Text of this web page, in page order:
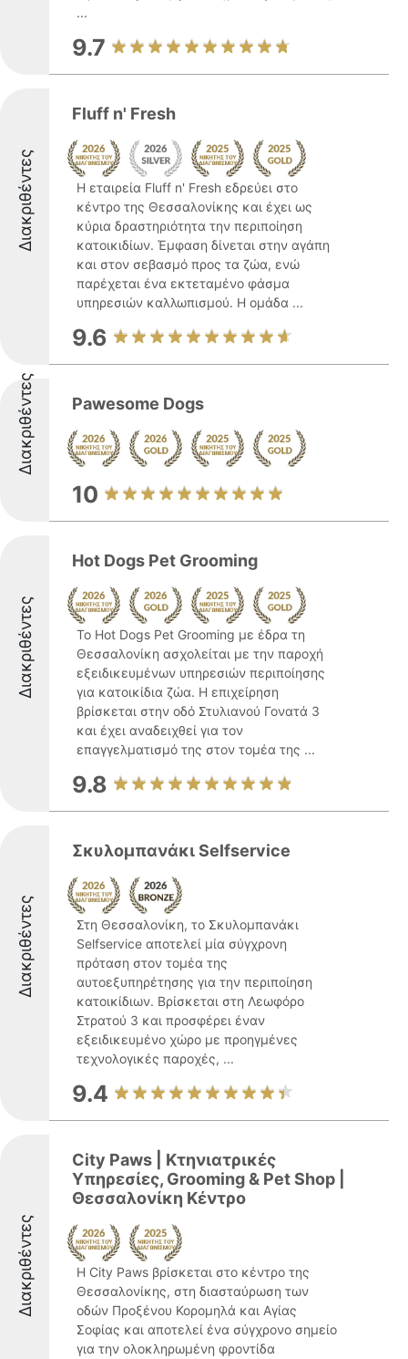
...
9.7
Διακριθέντες
Fluff n' Fresh
Η εταιρεία Fluff n' Fresh εδρεύει στο
κέντρο της Θεσσαλονίκης και έχει ως
κύρια δραστηριότητα την περιποίηση
κατοικιδίων. Έμφαση δίνεται στην αγάπη
και στον σεβασμό προς τα ζώα, ενώ
παρέχεται ένα εκτεταμένο φάσμα
υπηρεσιών καλλωπισμού. Η ομάδα ...
9.6
Διακριθέντες Pawesome Dogs
10
Διακριθέντες
Hot Dogs Pet Grooming
Το Hot Dogs Pet Grooming με έδρα τη
Θεσσαλονίκη ασχολείται με την παροχή
εξειδικευμένων υπηρεσιών περιποίησης
για κατοικίδια ζώα. Η επιχείρηση
βρίσκεται στην οδό Στυλιανού Γονατά 3
και έχει αναδειχθεί για τον
επαγγελματισμό της στον τομέα της ...
9.8
Διακριθέντες
Σκυλομπανάκι Selfservice
Στη Θεσσαλονίκη, το Σκυλομπανάκι
Selfservice αποτελεί μία σύγχρονη
πρόταση στον τομέα της
αυτοεξυπηρέτησης για την περιποίηση
κατοικίδιων. Βρίσκεται στη Λεωφόρο
Στρατού 3 και προσφέρει έναν
εξειδικευμένο χώρο με προηγμένες
τεχνολογικές παροχές, ...
9.4
Διακριθέντες
City Paws | Κτηνιατρικές
Yπηρεσίες, Grooming & Pet Shop |
Θεσσαλονίκη Κέντρο
Η City Paws βρίσκεται στο κέντρο της
Θεσσαλονίκης, στη διασταύρωση των
οδών Προξένου Κορομηλά και Αγίας
Σοφίας και αποτελεί ένα σύγχρονο σημείο
για την ολοκληρωμένη φροντίδα